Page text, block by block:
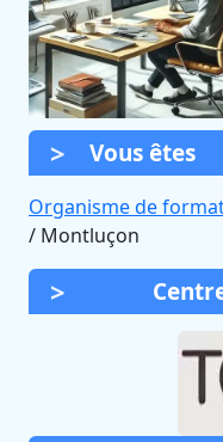
Vous êtes
Organisme de
/ Montluçon